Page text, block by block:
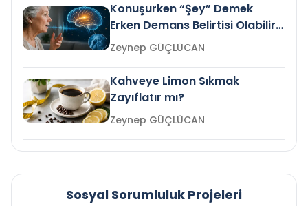
Konuşurken “Şey” Demek
Erken Demans Belirtisi Olabilir
mi?
Zeynep GÜÇLÜCAN
Kahveye Limon Sıkmak
Zayıflatır mı?
Zeynep GÜÇLÜCAN
Sosyal Sorumluluk Projeleri